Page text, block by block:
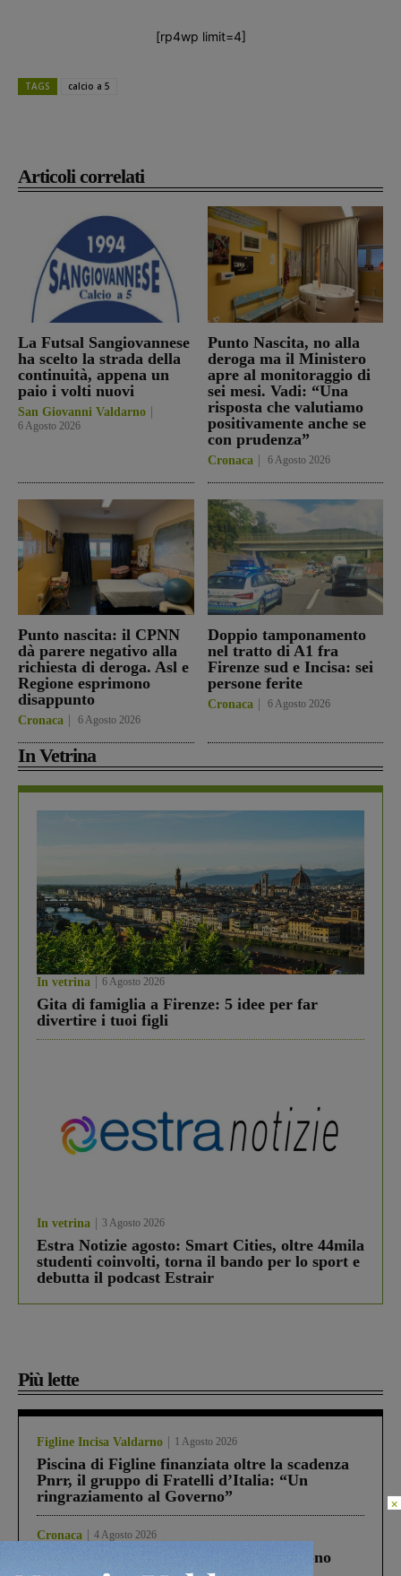
Articoli correlati
La Futsal Sangiovannese
ha scelto la strada della
continuità, appena un
paio i volti nuovi
San Giovanni Valdarno
6 Agosto 2026
Punto Nascita, no alla
deroga ma il Ministero
apre al monitoraggio di
sei mesi. Vadi: “Una
risposta che valutiamo
positivamente anche se
con prudenza”
Cronaca 6 Agosto 2026
Punto nascita: il CPNN
dà parere negativo alla
richiesta di deroga. Asl e
Regione esprimono
disappunto
Cronaca 6 Agosto 2026
Doppio tamponamento
nel tratto di A1 fra
Firenze sud e Incisa: sei
persone ferite
Cronaca 6 Agosto 2026
In Vetrina
In vetrina 6 Agosto 2026
Gita di famiglia a Firenze: 5 idee per far
divertire i tuoi figli
In vetrina 3 Agosto 2026
Estra Notizie agosto: Smart Cities, oltre 44mila
studenti coinvolti, torna il bando per lo sport e
debutta il podcast Estrair
Più lette
Figline Incisa Valdarno 1 Agosto 2026
Piscina di Figline finanziata oltre la scadenza
Pnrr, il gruppo di Fratelli d’Italia: “Un
ringraziamento al Governo”
Cronaca 4 Agosto 2026
Un anno fa la strage in A1 in cui morirono
[rp4wp limit=4]
TAGS calcio a 5
×